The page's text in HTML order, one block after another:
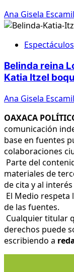
Ana Gisela
Espectáculos
Belinda reina
Katia Itzel
Ana Gisela
OAXACA
comunicación
base en fuentes
colaboraciones
Parte del
materiales de
de cita y al
El Medio
de las fuentes.
Cualquier titular
derechos puede
escribiendo a